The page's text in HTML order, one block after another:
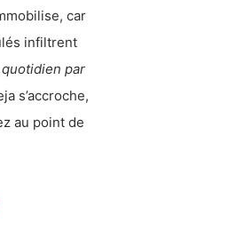
car
infiltrent
par
s’accroche,
au point de